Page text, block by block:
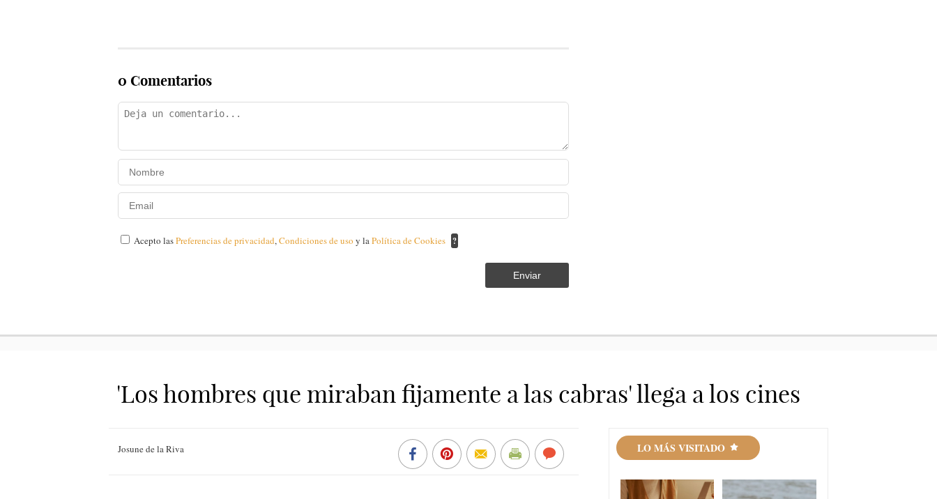
0 Comentarios
Acepto lasPreferencias de privacidad,Condiciones de usoy laPolítica de Cookies ?
Enviar
'Los hombres que miraban fijamente a las cabras' llega a los cines
Josune de la Riva LO MÁS VISITADO